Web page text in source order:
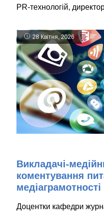
PR-технологій,
28 Квітня, 2026
Викладачі-
коментування
медіаграмотності
Доцентки кафедри